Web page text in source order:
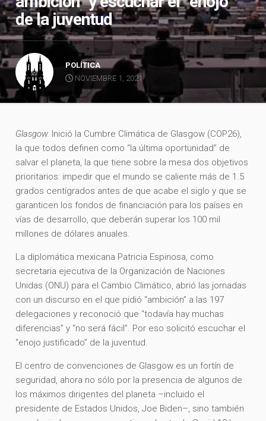
de la juventud
POLÍTICA
NOVIEMBRE 1, 2021
Glasgow. Inició la Cumbre Climática de Glasgow (COP26),
la que todos definen como “la última oportunidad” de
salvar el planeta, la que tiene sobre la mesa dos objetivos
prioritarios: impedir que el mundo se caliente más de 1.5
grados centígrados antes de que acabe el siglo y que se
garanticen los fondos de financiación para los países en
vías de desarrollo, que deberán superar los 100 mil
millones de dólares anuales.
La diplomática mexicana Patricia Espinosa, como
secretaria ejecutiva de la Organización de Naciones
Unidas (ONU) para el Cambio Climático, abrió las jornadas
con un discurso en el que pidió “ambición” a las 197
delegaciones y reconoció que “todavía hay muchas
diferencias” y “no será fácil”. Por eso solicitó escuchar el
“enojo justificado” de la juventud.
El centro de convenciones de Glasgow es un fortín de
seguridad, ahora no sólo por la presencia de algunos de
los máximos dirigentes del planeta –incluido el
presidente de Estados Unidos, Joe Biden–, sino también